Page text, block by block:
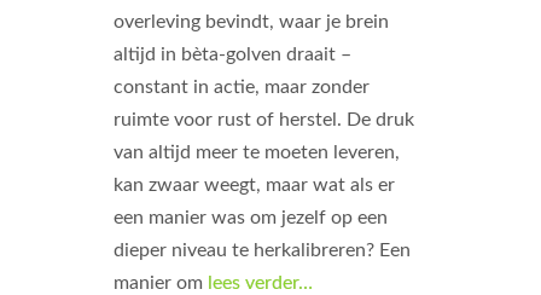
overleving bevindt, waar je brein
altijd in bèta-golven draait –
constant in actie, maar zonder
ruimte voor rust of herstel. De druk
van altijd meer te moeten leveren,
kan zwaar weegt, maar wat als er
een manier was om jezelf op een
dieper niveau te herkalibreren? Een
manier om lees verder…